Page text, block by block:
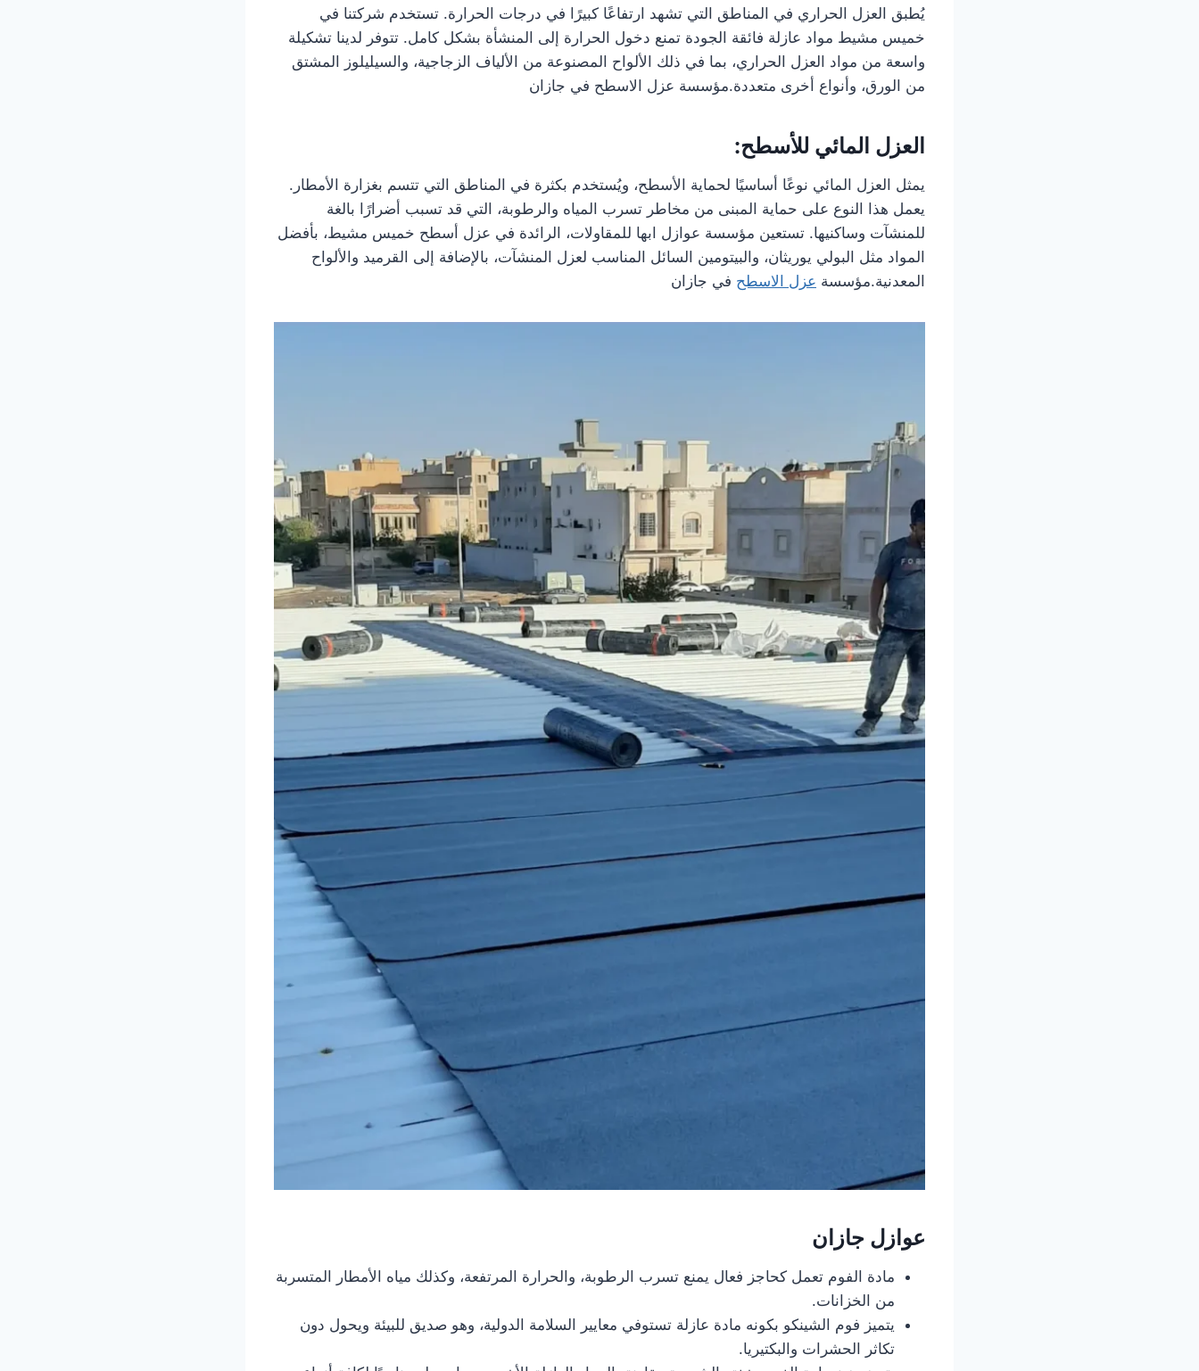
يُطبق العزل الحراري في المناطق التي تشهد ارتفاعًا كبيرًا في درجات الحرارة. تستخدم شركتنا في
خميس مشيط مواد عازلة فائقة الجودة تمنع دخول الحرارة إلى المنشأة بشكل كامل. تتوفر لدينا تشكيلة
واسعة من مواد العزل الحراري، بما في ذلك الألواح المصنوعة من الألياف الزجاجية، والسيليلوز المشتق
من الورق، وأنواع أخرى متعددة.مؤسسة عزل الاسطح في جازان
العزل المائي للأسطح:
يمثل العزل المائي نوعًا أساسيًا لحماية الأسطح، ويُستخدم بكثرة في المناطق التي تتسم بغزارة الأمطار.
يعمل هذا النوع على حماية المبنى من مخاطر تسرب المياه والرطوبة، التي قد تسبب أضرارًا بالغة
للمنشآت وساكنيها. تستعين مؤسسة عوازل ابها للمقاولات، الرائدة في عزل أسطح خميس مشيط، بأفضل
المواد مثل البولي يوريثان، والبيتومين السائل المناسب لعزل المنشآت، بالإضافة إلى القرميد والألواح
المعدنية.مؤسسة عزل الاسطح في جازان
عوازل جازان
مادة الفوم تعمل كحاجز فعال يمنع تسرب الرطوبة، والحرارة المرتفعة، وكذلك مياه الأمطار المتسربة
من الخزانات.
يتميز فوم الشينكو بكونه مادة عازلة تستوفي معايير السلامة الدولية، وهو صديق للبيئة ويحول دون
تكاثر الحشرات والبكتيريا.